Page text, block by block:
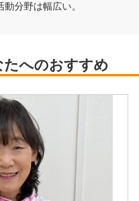
分野は幅広い。